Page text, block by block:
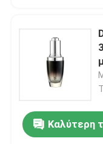
Καλύτερη